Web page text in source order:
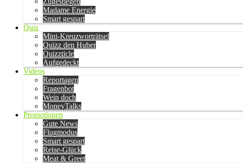
Madame Energie
Smart gespart
Quiz
Mini-Kreuzworträtsel
Quizz den Huber
Quizzticle
Aufgedeckt
Videos
Reportagen
Fragenbot
Wein doch
MoneyTalks
Promotionen
Gute News
Flugmodus
Smart gespart
Reise-Glück
Meat & Greet